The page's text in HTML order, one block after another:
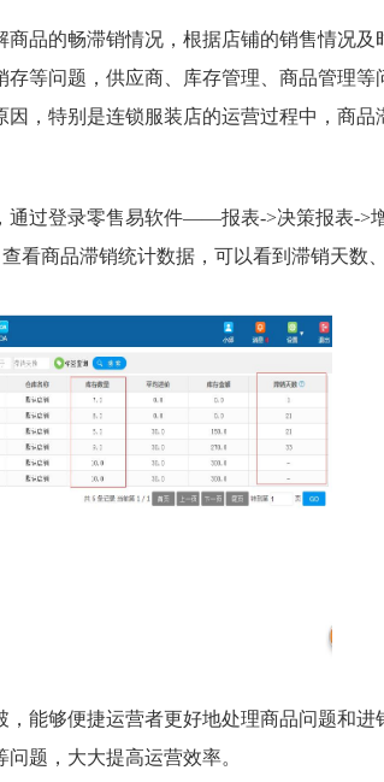
品的畅滞销情况，根据店铺的销售情况及
等问题，供应商、库存管理、商品管理等
，特别是连锁服装店的运营过程中，商品
过登录零售易软件——报表->决策报表->
看商品滞销统计数据，可以看到滞销天数
能够便捷运营者更好地处理商品问题和进
题，大大提高运营效率。